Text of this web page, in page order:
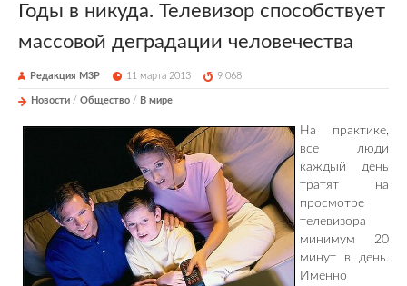
Годы в никуда. Телевизор способствует
массовой деградации человечества
Редакция М3Р 11 марта 2013 9 068
Новости / Общество / В мире
На практике,
все люди
каждый день
тратят на
просмотре
телевизора
минимум 20
минут в день.
Именно